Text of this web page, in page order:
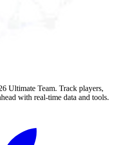
Ultimate Team. Track players,
with real-time data and tools.